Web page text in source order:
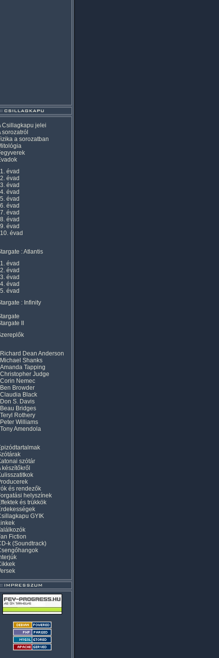
Csillagkapu jelei
sorozatról
a sorozatban
1. évad
2. évad
3. évad
4. évad
5. évad
6. évad
7. évad
8. évad
9. évad
10. évad
: Atlantis
1. évad
2. évad
3. évad
4. évad
5. évad
: Infinity
II
Richard Dean Anderson
Michael Shanks
Amanda Tapping
Christopher Judge
Corin Nemec
Ben Browder
Claudia Black
Don S. Davis
Beau Bridges
Teryl Rothery
Peter Williams
Tony Amendola
szótár
készítőkről
és rendezők
helyszínek
és trükkök
GYIK
Fiction
k (Soundtrack)